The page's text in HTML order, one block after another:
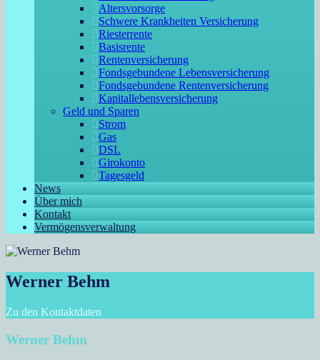
Altersvorsorge
Schwere Krankheiten Versicherung
Riesterrente
Basisrente
Rentenversicherung
Fondsgebundene Lebensversicherung
Fondsgebundene Rentenversicherung
Kapitallebensversicherung
Geld und Sparen
Strom
Gas
DSL
Girokonto
Tagesgeld
News
Über mich
Kontakt
Vermögensverwaltung
Werner Behm
Zu den Kontaktdaten
Werner Behm